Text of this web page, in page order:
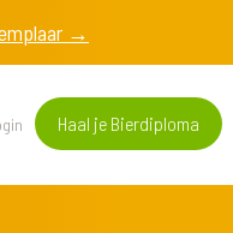
→
Haal je Bierdiploma